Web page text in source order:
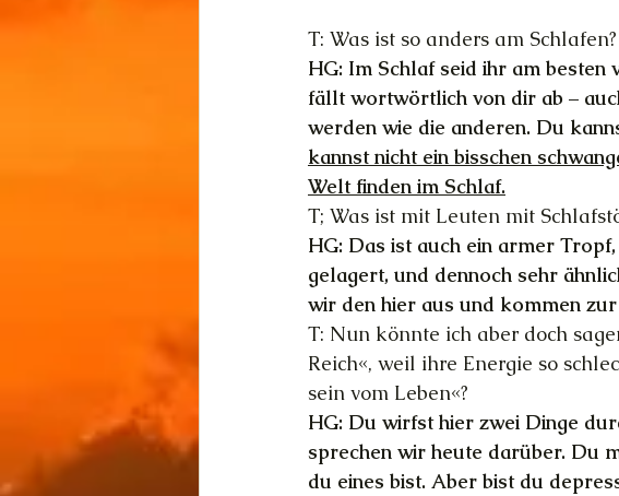
T: Was ist so anders am
HG: Im Schlaf seid ihr am
fällt wortwörtlich von dir ab –
werden wie die anderen. Du
kannst nicht ein bisschen
Welt finden im Schlaf.
T; Was ist mit Leuten mit
HG: Das ist auch ein armer
gelagert, und dennoch sehr
wir den hier aus und kommen
T: Nun könnte ich aber doch
Reich«, weil ihre Energie so
sein vom Leben«?
HG: Du wirfst hier zwei Dinge
sprechen wir heute darüber. Du
du eines bist. Aber bist du